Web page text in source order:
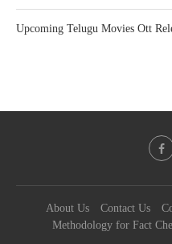
Upcoming Telugu Movies Ott
About Us Contact Us
Methodology for Fact